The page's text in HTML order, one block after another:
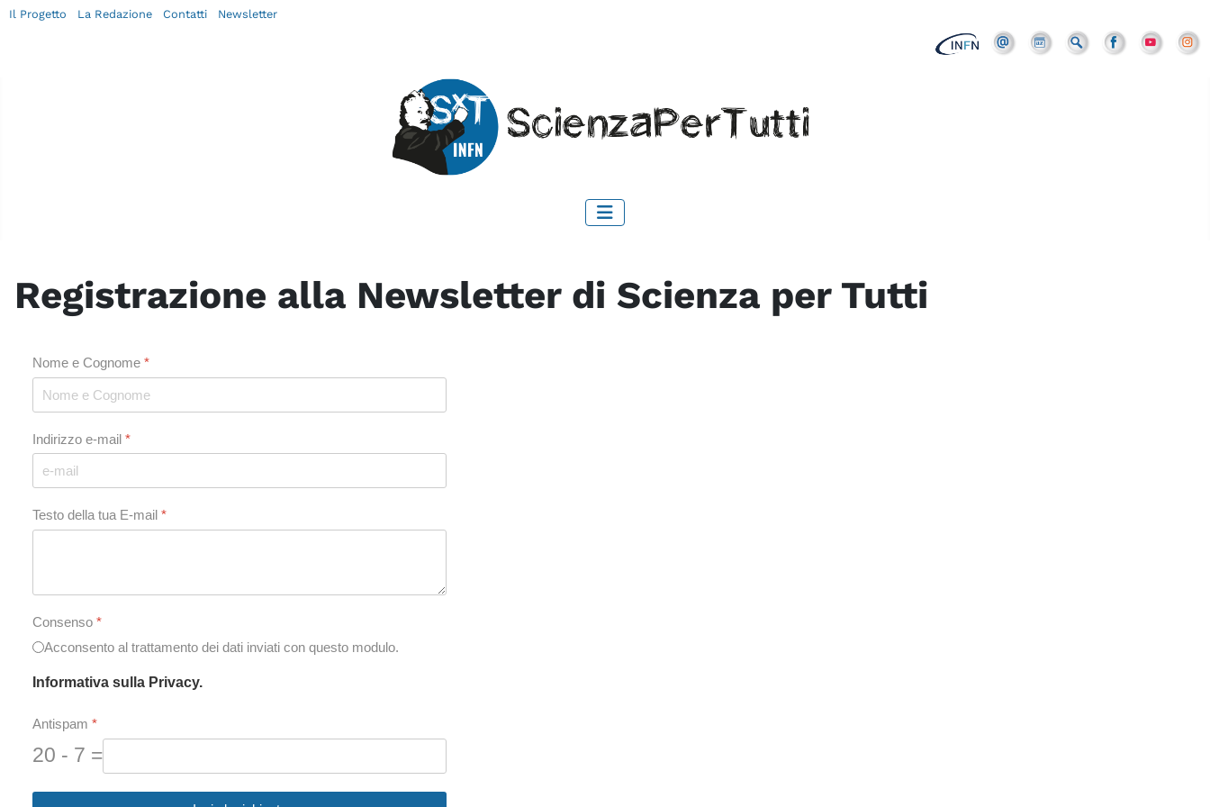
Il Progetto La Redazione Contatti Newsletter
Registrazione alla Newsletter di Scienza per Tutti
Nome e Cognome *
Indirizzo e-mail *
Testo della tua E-mail *
Consenso *
Acconsento al trattamento dei dati inviati con questo modulo.
Informativa sulla Privacy.
Antispam *
20 - 7 =